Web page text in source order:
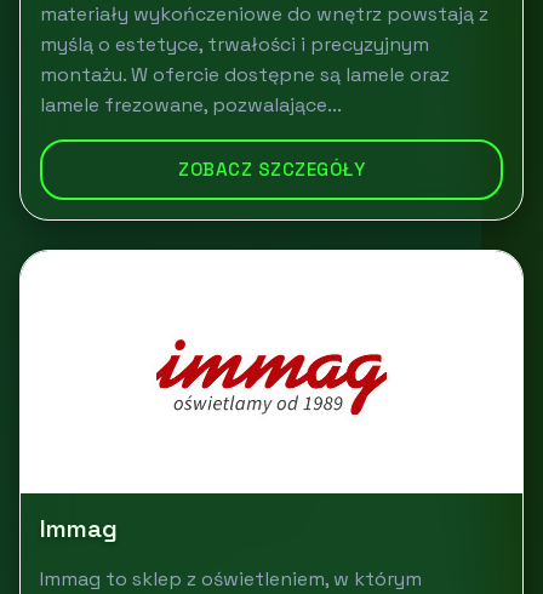
materiały wykończeniowe do wnętrz powstają z
myślą o estetyce, trwałości i precyzyjnym
montażu. W ofercie dostępne są lamele oraz
lamele frezowane, pozwalające...
ZOBACZ SZCZEGÓŁY
Immag
Immag to sklep z oświetleniem, w którym